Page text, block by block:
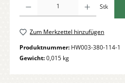
Stk
Zum Merkzettel hinzufügen
Produktnummer: HW003-380-114-1
Gewicht:0,015 kg